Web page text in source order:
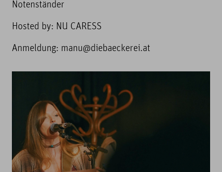
Notenständer
Hosted by: NU CARESS
Anmeldung: manu@diebaeckerei.at